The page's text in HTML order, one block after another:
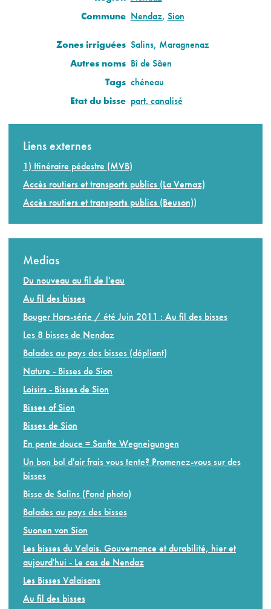
Commune Nendaz, Sion
Zones irriguées Salins, Maragnenaz
Autres noms Bî de Sâen
Tags chéneau
Etat du bisse part. canalisé
Liens externes
1) Itinéraire pédestre (MVB)
Accès routiers et transports publics (La Vernaz)
Accès routiers et transports publics (Beuson))
Medias
Du nouveau au fil de l'eau
Au fil des bisses
Bouger Hors-série / été Juin 2011 : Au fil des bisses
Les 8 bisses de Nendaz
Balades au pays des bisses (dépliant)
Nature - Bisses de Sion
Loisirs - Bisses de Sion
Bisses of Sion
Bisses de Sion
En pente douce = Sanfte Wegneigungen
Un bon bol d'air frais vous tente? Promenez-vous sur des
bisses
Bisse de Salins (Fond photo)
Balades au pays des bisses
Suonen von Sion
Les bisses du Valais. Gouvernance et durabilité, hier et
aujourd'hui - Le cas de Nendaz
Les Bisses Valaisans
Au fil des bisses